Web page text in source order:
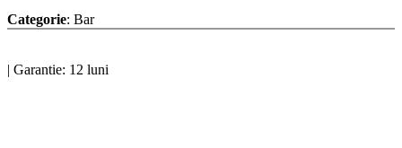
Categorie: Bar
| Garantie: 12 luni